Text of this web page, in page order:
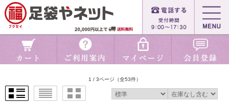
1 / 3ページ （全53件）